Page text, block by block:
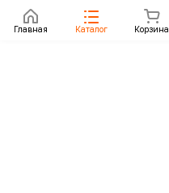
Главная Каталог Корзина